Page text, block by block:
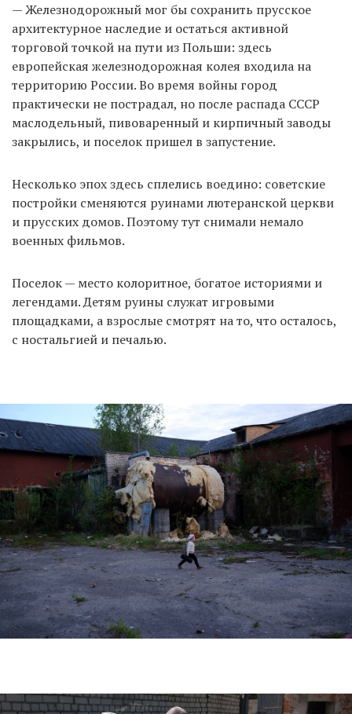
— Железнодорожный мог бы сохранить прусское
архитектурное наследие и остаться активной
торговой точкой на пути из Польши: здесь
европейская железнодорожная колея входила на
территорию России. Во время войны город
практически не пострадал, но после распада СССР
маслодельный, пивоваренный и кирпичный заводы
закрылись, и поселок пришел в запустение.
Несколько эпох здесь сплелись воедино: советские
постройки сменяются руинами лютеранской церкви
и прусских домов. Поэтому тут снимали немало
военных фильмов.
Поселок — место колоритное, богатое историями и
легендами. Детям руины служат игровыми
площадками, а взрослые смотрят на то, что осталось,
с ностальгией и печалью.